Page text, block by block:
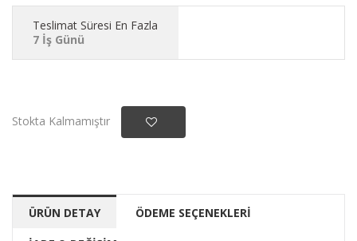
Teslimat Süresi En Fazla
7 İş Günü
Stokta Kalmamıştır
ÜRÜN DETAY ÖDEME SEÇENEKLERİ